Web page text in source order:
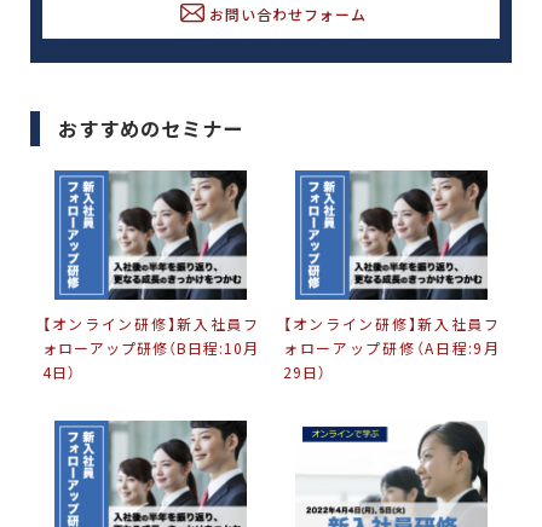
お問い合わせフォーム
おすすめのセミナー
【オンライン研修】新入社員フ
ォローアップ研修（B日程:10月
4日）
【オンライン研修】新入社員フ
ォローアップ研修（A日程:9月
29日）